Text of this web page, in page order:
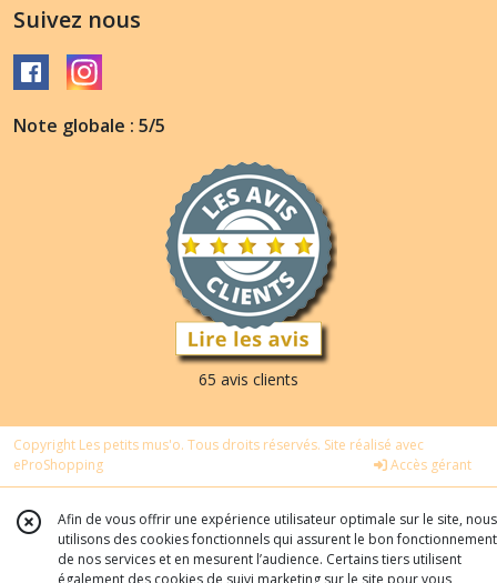
Suivez nous
Note globale : 5/5
65 avis clients
Copyright Les petits mus'o. Tous droits réservés. Site réalisé avec
eProShopping
Accès gérant
Afin de vous offrir une expérience utilisateur optimale sur le site, nous
utilisons des cookies fonctionnels qui assurent le bon fonctionnement
de nos services et en mesurent l’audience. Certains tiers utilisent
également des cookies de suivi marketing sur le site pour vous